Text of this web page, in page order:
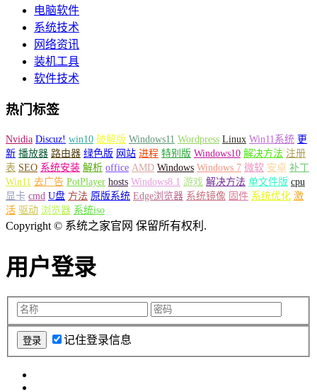
电脑软件
系统技术
网络资讯
装机工具
软件技术
热门标签
Nvidia Discuz! win10 破解版 Windows11 Wordpress Linux Win11系统 更
新 播放器 路由器 绿色版 网站 进程 特别版 Windows10 解决方法 注册
表 SEO 系统安装 解析 office AMD Windows Windows 7 微软 安卓 补丁
Win11 去广告 PotPlayer hosts Windows8.1 游戏 解决方法 单文件版 cpu
显卡 cmd U盘 方法 原版系统 Edge浏览器 系统镜像 固件 系统优化 激
活 驱动 浏览器 系统iso
Copyright © 系统之家官网 保留所有权利.
用户登录
记住登录信息